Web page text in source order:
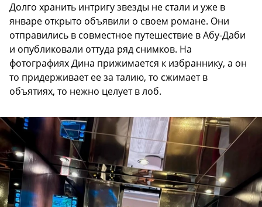
Долго хранить интригу звезды не стали и уже в
январе открыто объявили о своем романе. Они
отправились в совместное путешествие в Абу-Даби
и опубликовали оттуда ряд снимков. На
фотографиях Дина прижимается к избраннику, а он
то придерживает ее за талию, то сжимает в
объятиях, то нежно целует в лоб.